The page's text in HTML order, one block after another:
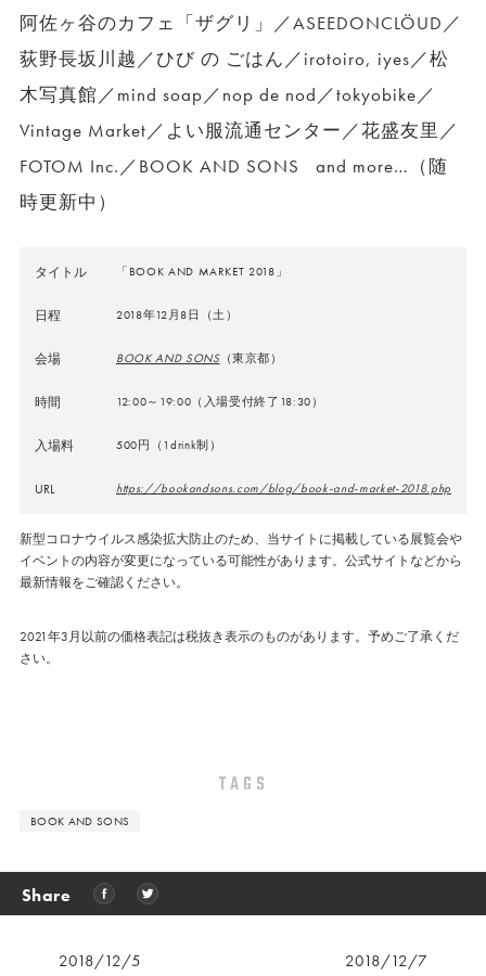
阿佐ヶ谷のカフェ「ザグリ」／ASEEDONCLÖUD／
荻野長坂川越／ひび の ごはん／irotoiro, iyes／松
木写真館／mind soap／nop de nod／tokyobike／
Vintage Market／よい服流通センター／花盛友里／
FOTOM Inc.／BOOK AND SONS and more…（随
時更新中）
タイトル 「BOOK AND MARKET 2018」
日程 2018年12月8日（土）
会場 BOOK AND SONS（東京都）
時間 12:00～19:00（入場受付終了18:30）
入場料 500円（1drink制）
URL https://bookandsons.com/blog/book-and-market-2018.php
新型コロナウイルス感染拡大防止のため、当サイトに掲載している展覧会や
イベントの内容が変更になっている可能性があります。公式サイトなどから
最新情報をご確認ください。
2021年3月以前の価格表記は税抜き表示のものがあります。予めご了承くだ
さい。
TAGS
BOOK AND SONS
Share
2018/12/5
2018/12/7